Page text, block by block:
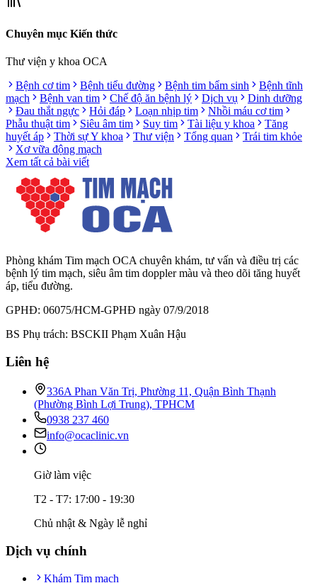
Chuyên mục Kiến thức
Thư viện y khoa OCA
Bệnh cơ tim
Bệnh tiểu đường Bệnh tim bẩm sinh
Bệnh tĩnh
mạch
Bệnh van tim Chế độ ăn bệnh lý Dịch vụ
Dinh dưỡng
Đau thắt ngực
Hỏi đáp Loạn nhịp tim
Nhồi máu cơ tim
Phẫu thuật tim
Siêu âm tim Suy tim Tài liệu y khoa
Tăng
huyết áp
Thời sự Y khoa Thư viện Tổng quan
Trái tim khỏe
Xơ vữa động mạch
Xem tất cả bài viết
Phòng khám Tim mạch OCA chuyên khám, tư vấn và điều trị các
bệnh lý tim mạch, siêu âm tim doppler màu và theo dõi tăng huyết
áp, tiểu đường.
GPHĐ: 06075/HCM-GPHĐ ngày 07/9/2018
BS Phụ trách: BSCKII Phạm Xuân Hậu
Liên hệ
336A Phan Văn Trị, Phường 11, Quận Bình Thạnh
(Phường Bình Lợi Trung), TPHCM
0938 237 460
info@ocaclinic.vn
Giờ làm việc
T2 - T7: 17:00 - 19:30
Chủ nhật & Ngày lễ nghỉ
Dịch vụ chính
Khám Tim mạch